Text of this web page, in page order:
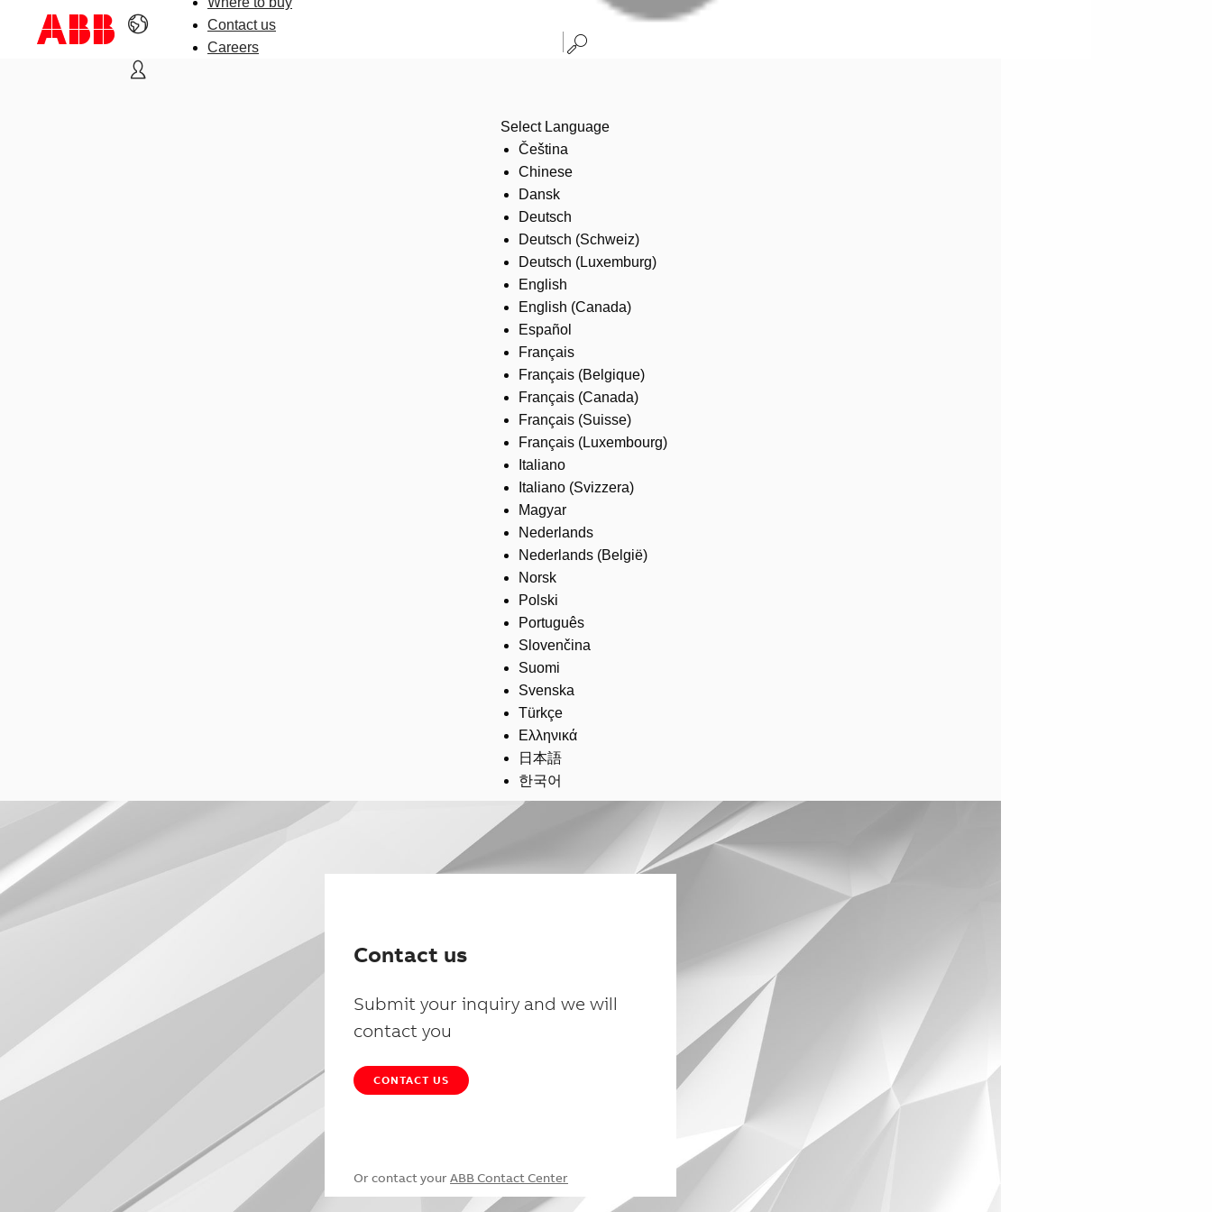
Contact us
Careers
Select Language
Čeština
Chinese
Dansk
Deutsch
Deutsch (Schweiz)
Deutsch (Luxemburg)
English
English (Canada)
Español
Français
Français (Belgique)
Français (Canada)
Français (Suisse)
Français (Luxembourg)
Italiano
Italiano (Svizzera)
Magyar
Nederlands
Nederlands (België)
Norsk
Polski
Português
Slovenčina
Suomi
Svenska
Türkçe
Ελληνικά
日本語
한국어
Contact us
Submit your inquiry and we will
contact you
CONTACT US
Or contact your ABB Contact Center